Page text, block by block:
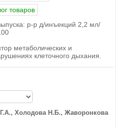
товаров
р-р д/инъекций 2,2 мл/
метаболических и
клеточного дыхания.
Холодова Н.Б., Жаворонкова